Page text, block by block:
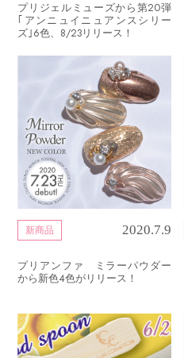
プリジェルミューズから第20弾
｢アンニュイニュアンスシリー
ズ｣6色、8/23リリース！
新商品 2020.7.9
プリアンファ ミラーパウダー
から新色4色がリリース！